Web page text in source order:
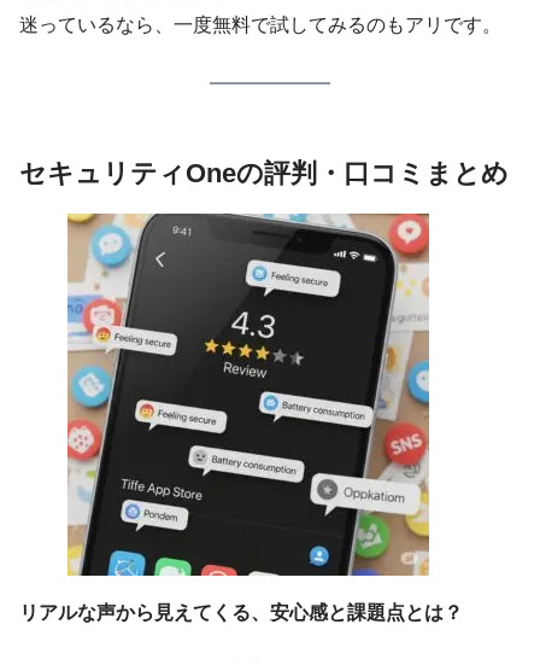
迷っているなら、一度無料で試してみるのもアリです。
セキュリティOneの評判・口コミまとめ
リアルな声から見えてくる、安心感と課題点とは？